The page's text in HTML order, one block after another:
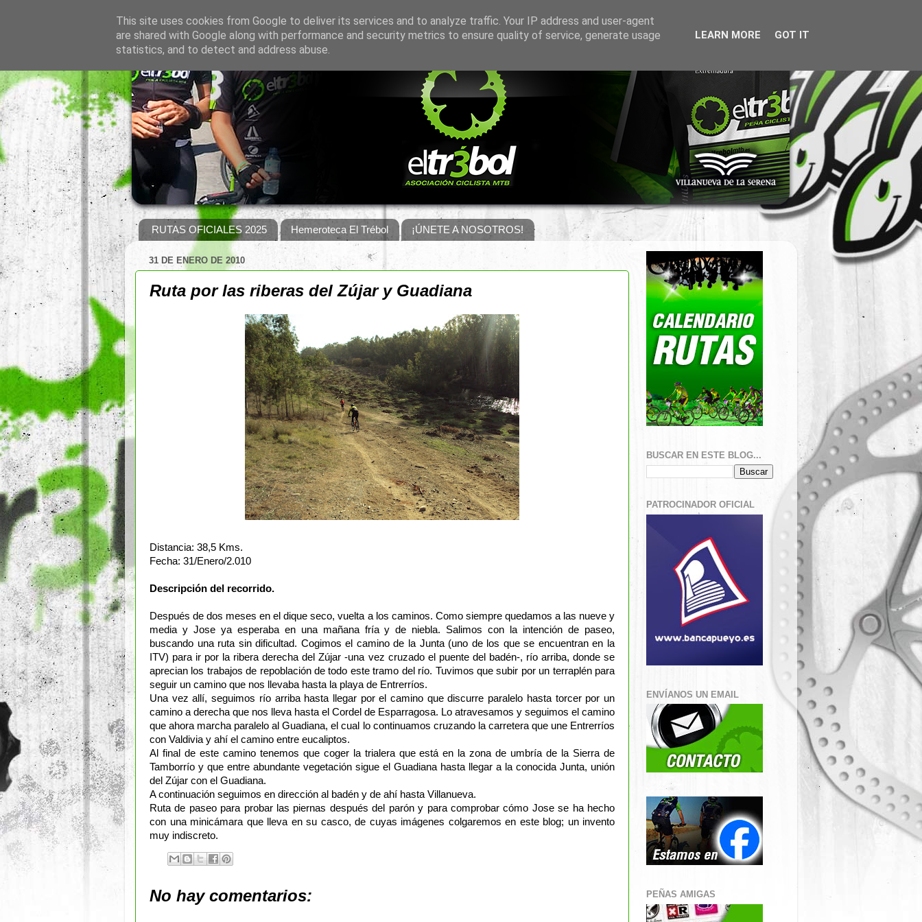
RUTAS OFICIALES 2025 Hemeroteca El Trébol ¡ÚNETE A NOSOTROS!
31 DE ENERO DE 2010
Ruta por las riberas del Zújar y Guadiana
Distancia: 38,5 Kms.
Fecha: 31/Enero/2.010
Descripción del recorrido.
Después de dos meses en el dique seco, vuelta a los caminos. Como siempre quedamos a las nueve y
media y Jose ya esperaba en una mañana fría y de niebla. Salimos con la intención de paseo,
buscando una ruta sin dificultad. Cogimos el camino de la Junta (uno de los que se encuentran en la
ITV) para ir por la ribera derecha del Zújar -una vez cruzado el puente del badén-, río arriba, donde se
aprecian los trabajos de repoblación de todo este tramo del río. Tuvimos que subir por un terraplén para
seguir un camino que nos llevaba hasta la playa de Entrerríos.
Una vez allí, seguimos río arriba hasta llegar por el camino que discurre paralelo hasta torcer por un
camino a derecha que nos lleva hasta el Cordel de Esparragosa. Lo atravesamos y seguimos el camino
que ahora marcha paralelo al Guadiana, el cual lo continuamos cruzando la carretera que une Entrerríos
con Valdivia y ahí el camino entre eucaliptos.
Al final de este camino tenemos que coger la trialera que está en la zona de umbría de la Sierra de
Tamborrío y que entre abundante vegetación sigue el Guadiana hasta llegar a la conocida Junta, unión
del Zújar con el Guadiana.
A continuación seguimos en dirección al badén y de ahí hasta Villanueva.
Ruta de paseo para probar las piernas después del parón y para comprobar cómo Jose se ha hecho
con una minicámara que lleva en su casco, de cuyas imágenes colgaremos en este blog; un invento
muy indiscreto.
No hay comentarios:
BUSCAR EN ESTE BLOG...
PATROCINADOR OFICIAL
ENVÍANOS UN EMAIL
PEÑAS AMIGAS
This site uses cookies from Google to deliver its services and to analyze traffic. Your IP address and user-agent
are shared with Google along with performance and security metrics to ensure quality of service, generate usage
statistics, and to detect and address abuse.
LEARN MORE GOT IT